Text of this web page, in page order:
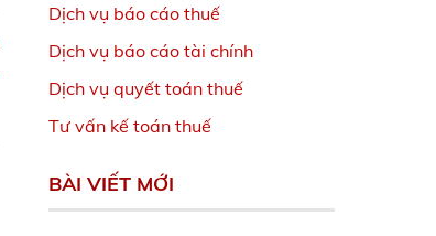
Dịch vụ báo cáo thuế
Dịch vụ báo cáo tài chính
Dịch vụ quyết toán thuế
Tư vấn kế toán thuế
BÀI VIẾT MỚI